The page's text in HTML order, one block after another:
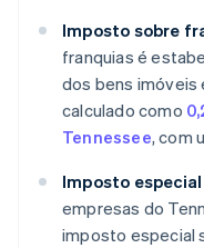
Imposto sobre
franquias é
dos bens imóveis
calculado como
Tennessee, com
Imposto
empresas do
imposto especial